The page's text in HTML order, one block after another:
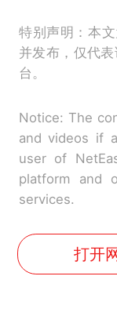
特别声明：本
并发布，仅代
台。
Notice: The
and videos if
user of
platform and
services.
打开